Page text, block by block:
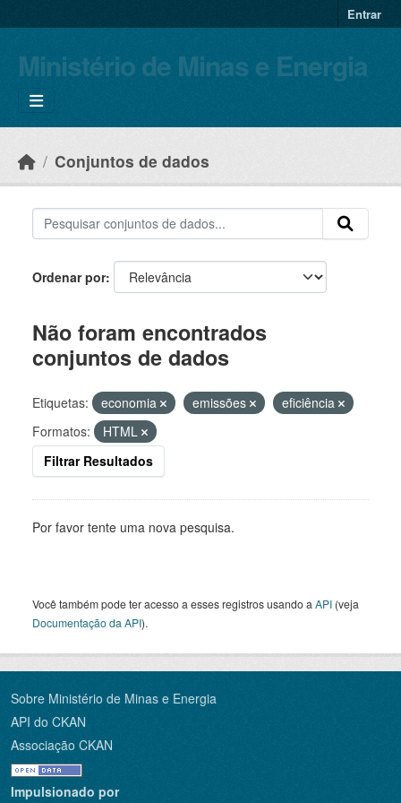
Entrar
Ministério de Minas e Energia
Conjuntos de dados
Ordenar por
Não foram encontrados
conjuntos de dados
Etiquetas: economia emissões
eficiência
Formatos:
HTML
Filtrar Resultados
Por favor tente uma nova pesquisa.
Você também pode ter acesso a esses registros usando a API (veja
Documentação da API).
Sobre Ministério de Minas e Energia
API do CKAN
Associação CKAN
Impulsionado por